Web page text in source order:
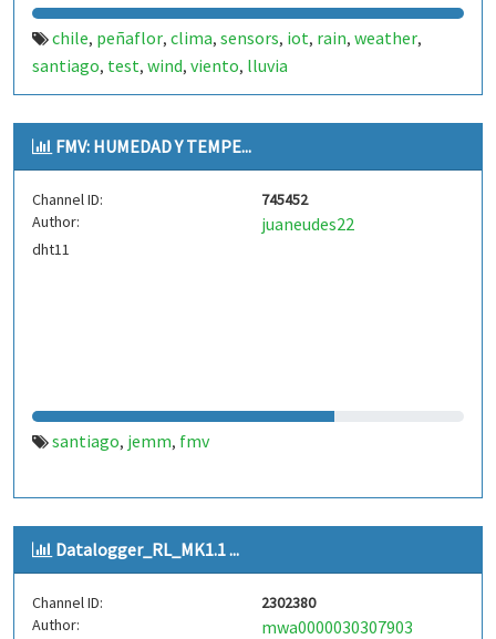
chile, peñaflor, clima, sensors, iot, rain, weather,
santiago, test, wind, viento, lluvia
FMV: HUMEDAD Y TEMPE...
Channel ID:
745452
Author:
juaneudes22
dht11
santiago, jemm, fmv
Datalogger_RL_MK1.1 ...
Channel ID:
2302380
Author:
mwa0000030307903